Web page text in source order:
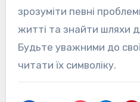
зрозуміти певні
житті та знайти шляхи
Будьте уважними до
читати їх символіку.